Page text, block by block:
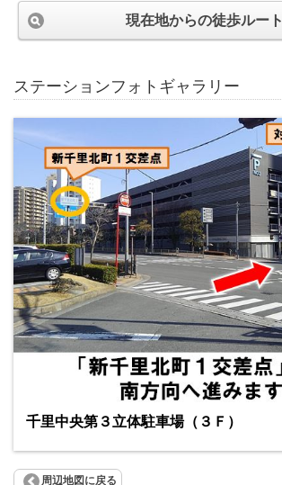
現在地からの徒歩ルート
ステーションフォトギャラリー
千里中央第３立体駐車場（３Ｆ）
周辺地図に戻る